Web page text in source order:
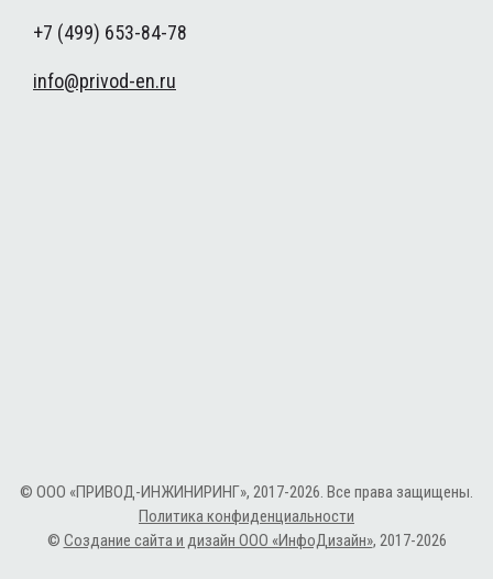
+7 (499) 653-84-78
info@privod-en.ru
© ООО «ПРИВОД-ИНЖИНИРИНГ», 2017-2026. Все права защищены.
Политика конфиденциальности
© Создание сайта и дизайн ООО «ИнфоДизайн», 2017-2026